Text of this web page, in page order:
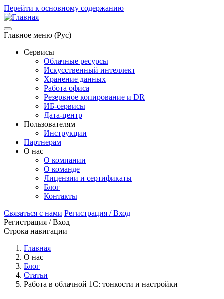
Перейти к основному содержанию
Главное меню (Рус)
Сервисы
Облачные ресурсы
Искусственный интеллект
Хранение данных
Работа офиса
Резервное копирование и DR
ИБ-сервисы
Дата-центр
Пользователям
Инструкции
Партнерам
О нас
О компании
О команде
Лицензии и сертификаты
Блог
Контакты
Связаться с нами Регистрация / Вход
Регистрация / Вход
Строка навигации
Главная
О нас
Блог
Статьи
Работа в облачной 1С: тонкости и настройки